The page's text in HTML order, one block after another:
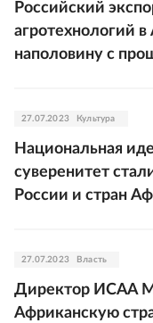
Российский
агротехнологий
наполовину с
27.07.2023 Культура
Национальная
суверенитет
России и стран
27.07.2023 Власть
Директор ИСАА
Африканскую